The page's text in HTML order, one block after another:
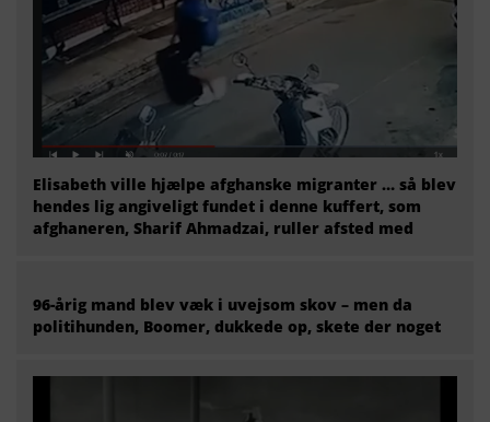
Elisabeth ville hjælpe afghanske migranter … så blev
hendes lig angiveligt fundet i denne kuffert, som
afghaneren, Sharif Ahmadzai, ruller afsted med
96-årig mand blev væk i uvejsom skov – men da
politihunden, Boomer, dukkede op, skete der noget